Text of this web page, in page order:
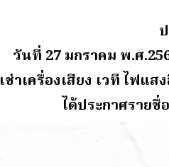
วันที่ 27 มกราคม พ.ศ
เช่าเครื่องเสียง เวที ไฟแ
ได้ประกาศราย